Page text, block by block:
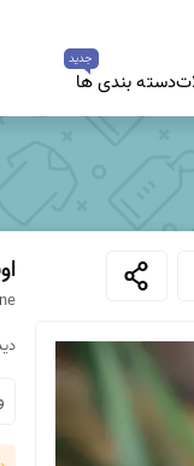
کلسدونی
زرد
سفید
دسته بندی ها
جدید